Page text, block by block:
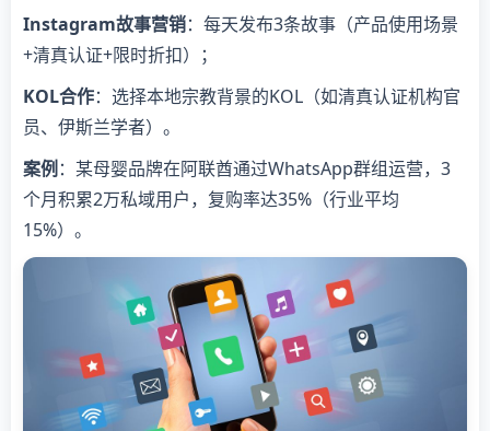
Instagram故事营销：每天发布3条故事（产品使用场景
+清真认证+限时折扣）；
KOL合作：选择本地宗教背景的KOL（如清真认证机构官
员、伊斯兰学者）。
案例 ：某母婴品牌在阿联酋通过WhatsApp群组运营，3
个月积累2万私域用户，复购率达35%（行业平均
15%）。